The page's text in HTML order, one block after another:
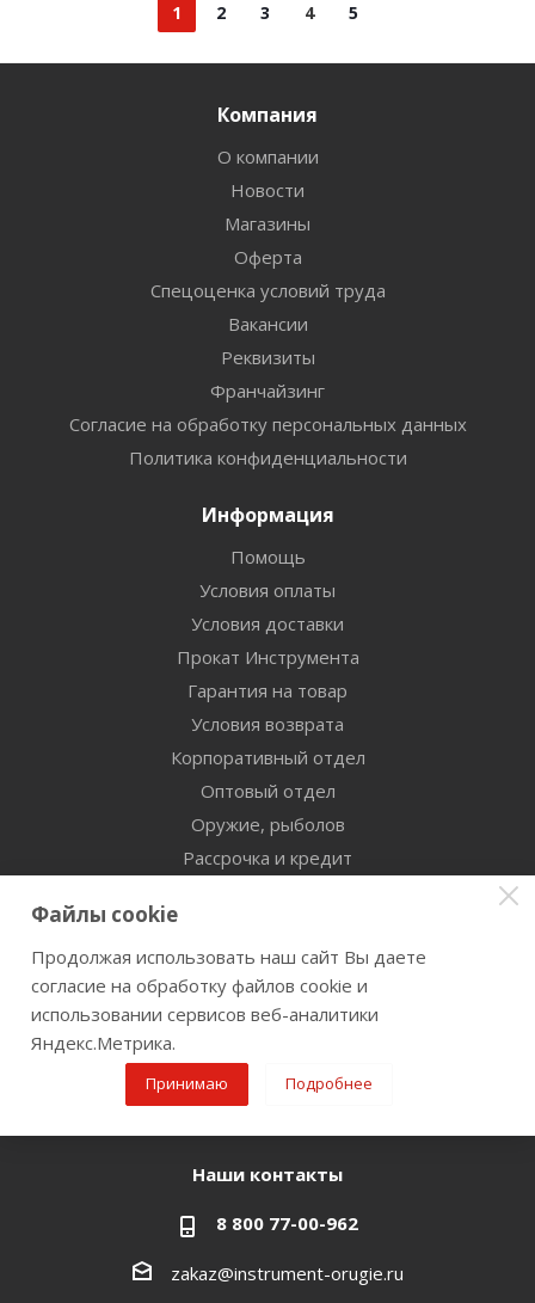
1 2 3 4 5
Компания
О компании
Новости
Магазины
Оферта
Спецоценка условий труда
Вакансии
Реквизиты
Франчайзинг
Согласие на обработку персональных данных
Политика конфиденциальности
Информация
Помощь
Условия оплаты
Условия доставки
Прокат Инструмента
Гарантия на товар
Условия возврата
Корпоративный отдел
Оптовый отдел
Оружие, рыболов
Рассрочка и кредит
Помощь
Бренды
Оставайтесь на связи
Наши контакты
8 800 77-00-962
zakaz@instrument-orugie.ru
Файлы cookie
Продолжая использовать наш сайт Вы даете
согласие на обработку файлов cookie и
использовании сервисов веб-аналитики
Яндекс.Метрика.
Принимаю Подробнее